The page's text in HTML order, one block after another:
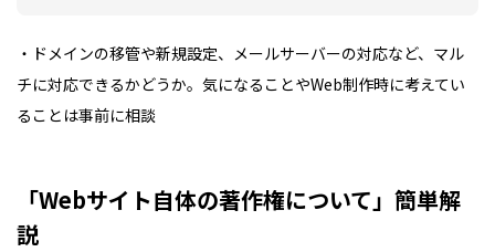
・ドメインの移管や新規設定、メールサーバーの対応など、マル
チに対応できるかどうか。気になることやWeb制作時に考えてい
ることは事前に相談
「Webサイト自体の著作権について」簡単解
説